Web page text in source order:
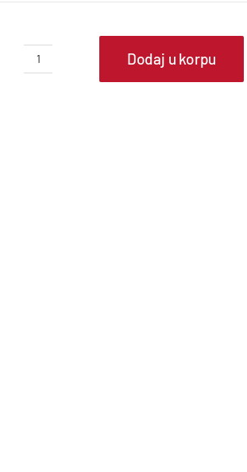
VIVAX
Dodaj u korpu